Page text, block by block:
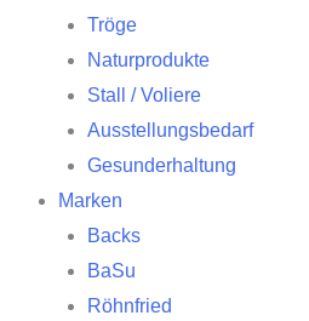
Tröge
Naturprodukte
Stall / Voliere
Ausstellungsbedarf
Gesunderhaltung
Marken
Backs
BaSu
Röhnfried